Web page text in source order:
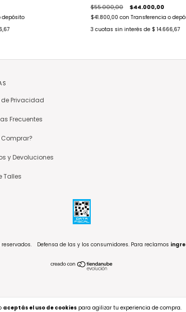
aceptás el uso de cookiespara agilizar tu experiencia de compra.
depósito
$55.000,00 $44.000,00
$41.800,00con Transferencia o
3 cuotas sin interés de $ 14.666,67
Privacidad
Frecuentes
y Devoluciones
Talles
Defensa de las y los consumidores. Para reclamos